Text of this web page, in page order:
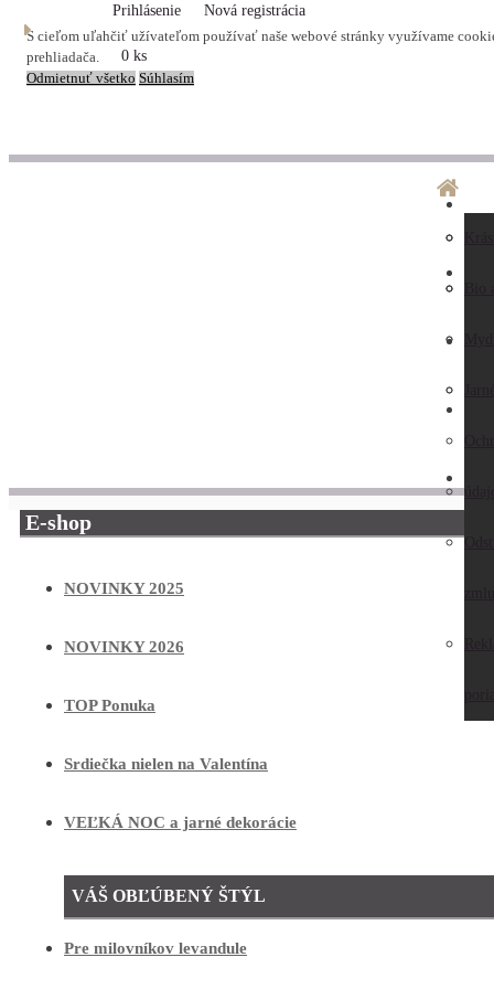
S cieľom uľahčiť užívateľom používať naše webové stránky využívame
prehliadača.
Odmietnuť všetko Súhlasím
Prihlásenie Nová registrácia
0 ks
E-shop
NOVINKY 2025
NOVINKY 2026
TOP Ponuka
Srdiečka nielen na Valentína
VEĽKÁ NOC a jarné dekorácie
VÁŠ OBĽÚBENÝ ŠTÝL
Pre milovníkov levandule